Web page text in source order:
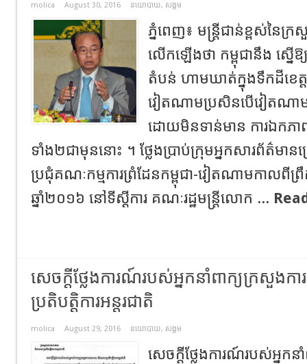
molica August 30, 2016 នយោបាយ, សង្គម
ភ្នំពេញ៖ មន្រ្តីជាន់ខ្ពស់នៃក្រ
លើកឡើងថា កម្ពុជានឹង ស្នើ
តំបន់ ហាមឃាត់ក្នុងទឹកដីខេត្ត
វៀតណាមប្រសិនបើវៀតណា
ដោយមិនទាន់មាន ការឯកភា
ទាំង២ជាមុននោះ ។ ថ្លែងប្រាប់ក្រុមអ្នកសារព័ត៌មា
ប្រជុំគណៈកម្មការព្រំដែនកម្ពុជា-វៀតណាមកាលពីព្
ឆ្នាំ២០១៦ នៅទីស្តីការ គណៈរដ្ឋមន្រ្តីលោក ...
សេចក្តីថ្លែងការណ៍របស់អ្នកនាំពាក្យក្រសួង
ប្រតិបត្តិការអន្តរជាតិ
molica August 29, 2016 នយោបាយ, សង្គម
សេចក្តីថ្លែងការណ៍របស់អ្នកន